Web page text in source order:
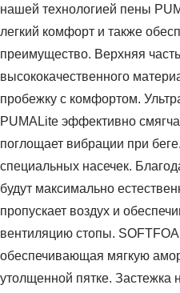
нашей технологией пены
легкий комфорт и также
преимущество. Верхняя
высококачественного
пробежку с комфортом.
PUMALite эффективно
поглощает вибрации при
специальных насечек.
будут максимально
пропускает воздух и
вентиляцию стопы.
обеспечивающая мягкую
утолщенной пятке. Застежка